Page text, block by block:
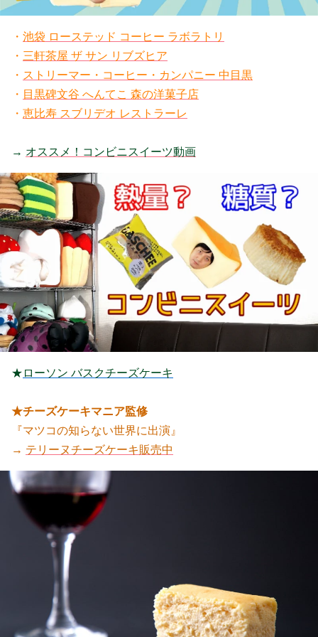
・ 池袋 ローステッド コーヒー ラボラトリ
・ 三軒茶屋 ザ サン リブズヒア
・ ストリーマー・コーヒー・カンパニー 中目黒
・ 目黒碑文谷 へんてこ 森の洋菓子店
・ 恵比寿 スブリデオ レストラーレ
→ オススメ！コンビニスイーツ動画
★ ローソン バスクチーズケーキ
★チーズケーキマニア監修
『マツコの知らない世界に出演』
→ テリーヌチーズケーキ販売中